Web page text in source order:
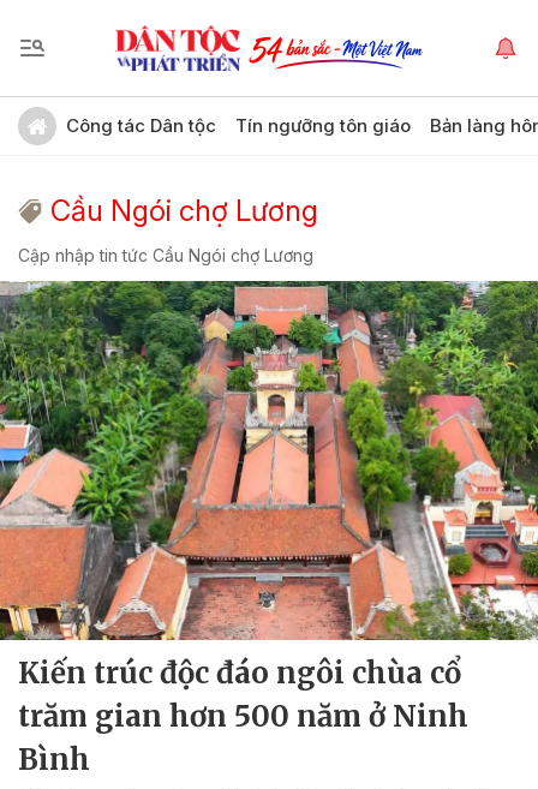
Công tác Dân tộc Tín ngưỡng tôn giáo Bản làng
Cầu Ngói chợ Lương
Cập nhập tin tức Cầu Ngói chợ Lương
Kiến trúc độc đáo ngôi chùa cổ
trăm gian hơn 500 năm ở Ninh
Bình